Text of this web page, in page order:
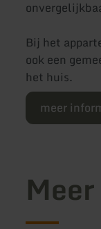
Bij het
ook een
het huis.
meer